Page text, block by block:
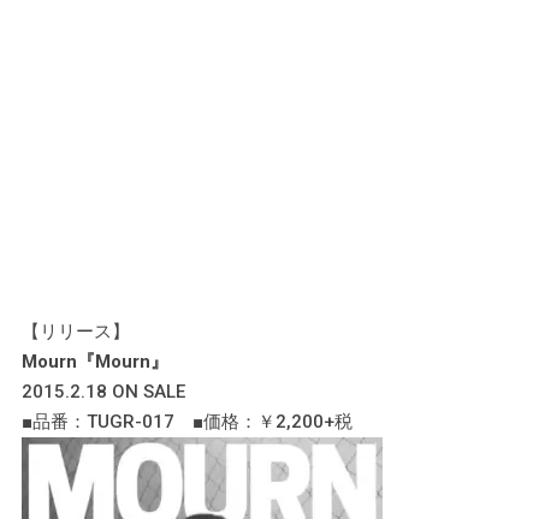
【リリース】
Mourn『Mourn』
2015.2.18 ON SALE
■品番：TUGR-017 ■価格：￥2,200+税